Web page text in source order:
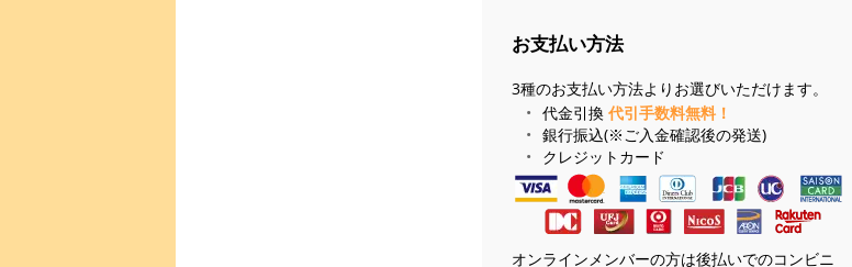
お支払い方法
3種のお支払い方法よりお選びいただけます。
代金引換 代引手数料無料！
銀行振込(※ご入金確認後の発送)
クレジットカード
オンラインメンバーの方は後払いでのコンビニ